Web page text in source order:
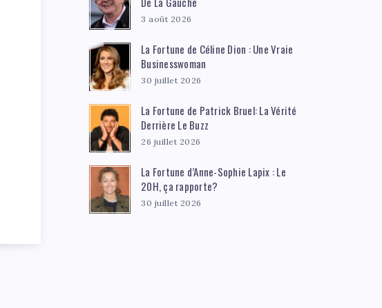
3 août 2026
La Fortune de Céline Dion : Une Vraie
Businesswoman
30 juillet 2026
La Fortune de Patrick Bruel: La Vérité
Derrière Le Buzz
26 juillet 2026
La Fortune d’Anne-Sophie Lapix : Le
20H, ça rapporte?
30 juillet 2026